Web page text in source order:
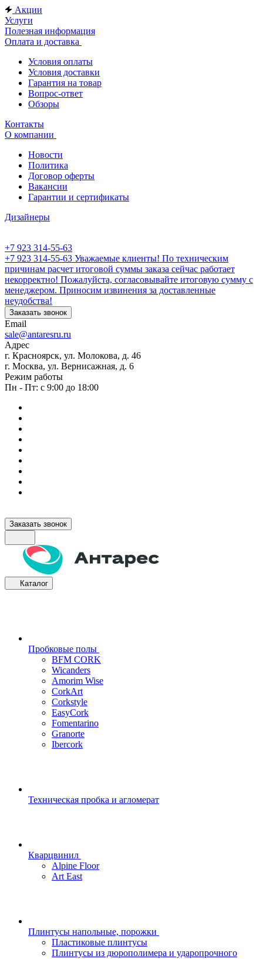
Акции
Услуги
Полезная информация
Оплата и доставка
Условия оплаты
Условия доставки
Гарантия на товар
Вопрос-ответ
Обзоры
Контакты
О компании
Новости
Политика
Договор оферты
Вакансии
Гарантии и сертификаты
Дизайнеры
+7 923 314-55-63
+7 923 314-55-63 Уважаемые клиенты! По техническим
причинам расчет итоговой суммы заказа сейчас работает
некорректно! Пожалуйста, согласовывайте итоговую сумму с
менеджером. Приносим извинения за доставленные
неудобства!
Заказать звонок
Email
sale@antaresru.ru
Адрес
г. Красноярск, ул. Молокова, д. 46
г. Москва, ул. Вернисажная, д. 6
Режим работы
Пн - Пт: с 9:00 до 18:00
Заказать звонок
Каталог
Пробковые полы
BFM CORK
Wicanders
Amorim Wise
CorkArt
Corkstyle
EasyCork
Fomentarino
Granorte
Ibercork
Техническая пробка и агломерат
Кварцвинил
Alpine Floor
Art East
Плинтусы напольные, порожки
Пластиковые плинтусы
Плинтусы из дюрополимера и ударопрочного